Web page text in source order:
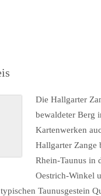
Die Hallgarter
bewaldeter Berg
Kartenwerken
Hallgarter Zange
Rhein-Taunus in
Oestrich-Winkel
Taunusgestein